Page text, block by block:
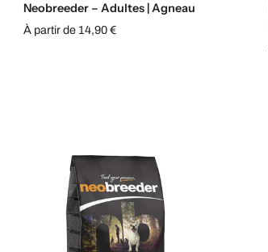
Neobreeder – Adultes | Agneau
À partir de 14,90 €